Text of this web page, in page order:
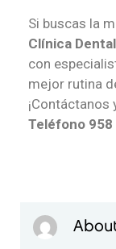
Si buscas la
Clínica
con
mejor rutina
Teléfono 958